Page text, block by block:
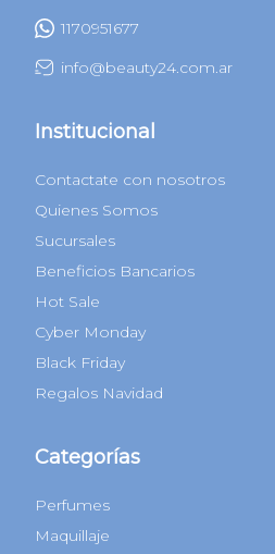
1170951677
info@beauty24.com.ar
Institucional
Contactate con nosotros
Quienes Somos
Sucursales
Beneficios Bancarios
Hot Sale
Cyber Monday
Black Friday
Regalos Navidad
Categorías
Perfumes
Maquillaje